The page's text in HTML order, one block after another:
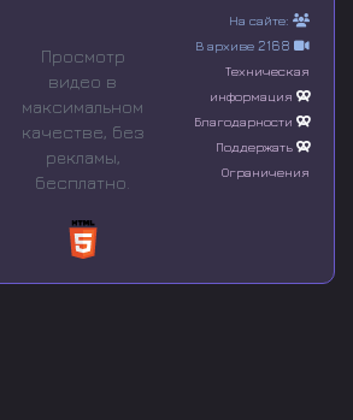
Просмотр
видео в
максимальном
качестве, без
рeкламы,
бесплатно.
На сайте:
В архиве 2168
Техническая
информация
Благодарности
Поддержать
Ограничения